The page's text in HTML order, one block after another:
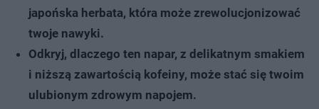
japońska herbata, która może zrewolucjonizować
twoje nawyki.
Odkryj, dlaczego ten napar, z delikatnym smakiem
i niższą zawartością kofeiny, może stać się twoim
ulubionym zdrowym napojem.